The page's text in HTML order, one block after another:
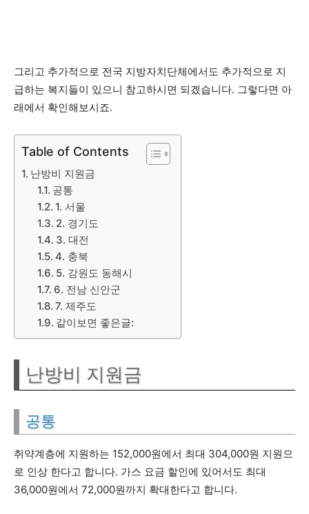
그리고 추가적으로 전국 지방자치단체에서도 추가적으로 지
급하는 복지들이 있으니 참고하시면 되겠습니다. 그렇다면 아
래에서 확인해보시죠.
Table of Contents
난방비 지원금
공통
1. 서울
2. 경기도
3. 대전
4. 충북
5. 강원도 동해시
6. 전남 신안군
7. 제주도
같이보면 좋은글:
난방비 지원금
공통
취약계층에 지원하는 152,000원에서 최대 304,000원 지원으
로 인상 한다고 합니다. 가스 요금 할인에 있어서도 최대
36,000원에서 72,000원까지 확대한다고 합니다.